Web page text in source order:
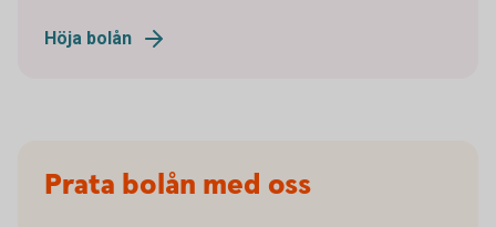
Höja bolån
Prata bolån med oss